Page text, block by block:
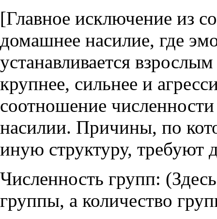
[Главное исключение из
домашнее насилие, где
устанавливается
крупнее, сильнее и
соотношение
насилии. Причины, по
иную структуру, требуют
Численность групп:
группы, а количество